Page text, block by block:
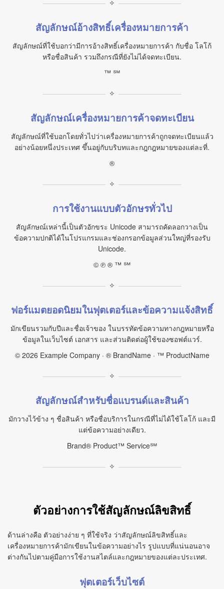
✧
สัญลักษณ์อ้างสิทธิ์เครื่องหมายการค้า
สัญลักษณ์ที่ใช้บอกว่ามีการอ้างสิทธิ์เครื่องหมายการค้า กับชื่อ โลโก้
หรือชื่อสินค้า รวมถึงกรณีที่ยังไม่ได้จดทะเบียน.
™ ℠
✧
สัญลักษณ์เครื่องหมายการค้าจดทะเบียน
สัญลักษณ์ที่ใช้บอกโดยทั่วไปว่าเครื่องหมายการค้าถูกจดทะเบียนแล้ว
อย่างน้อยหนึ่งประเทศ ขึ้นอยู่กับบริบทและกฎกฎหมายของแต่ละที่.
®
✧
การใช้งานแบบตัวอักษรทั่วไป
สัญลักษณ์เหล่านี้เป็นตัวอักขระ Unicode สามารถคัดลอกวางเป็น
ข้อความปกติได้ในโปรแกรมและช่องกรอกข้อมูลส่วนใหญ่ที่รองรับ
Unicode.
© ℗ ® ™ ℠
✧
ฟอร์แมตยอดนิยมในฟุตเตอร์และข้อความแจ้งสิทธิ์
มักเขียนรวมกับปีและชื่อเจ้าของ ในบรรทัดข้อความทางกฎหมายหรือ
ข้อมูลในเว็บไซต์ เอกสาร และส่วนติดต่อผู้ใช้ของซอฟต์แวร์.
© 2026 Example Company · ® BrandName · ™ ProductName
✧
สัญลักษณ์สำหรับชื่อแบรนด์และสินค้า
มักวางไว้ข้าง ๆ ชื่อสินค้า หรือชื่อบริการในกรณีที่ไม่ได้ใช้โลโก้ และมี
แต่ข้อความอย่างเดียว.
Brand® Product™ Service℠
✧
ตัวอย่างการใช้สัญลักษณ์ลิขสิทธิ์
ด้านล่างคือ ตัวอย่างง่าย ๆ ที่ใช้จริง ว่าสัญลักษณ์ลิขสิทธิ์และ
เครื่องหมายการค้ามักเขียนในข้อความอย่างไร รูปแบบที่แน่นอนอาจ
ต่างกันไปตามคู่มือการใช้งานสไตล์และกฎหมายของแต่ละประเทศ.
ฟุตเตอร์เว็บไซต์